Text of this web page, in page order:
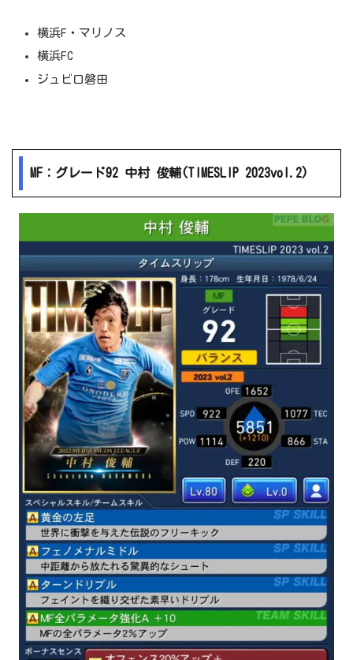
横浜F・マリノス
横浜FC
ジュビロ磐田
MF：グレード92 中村 俊輔(TIMESLIP 2023vol.2)